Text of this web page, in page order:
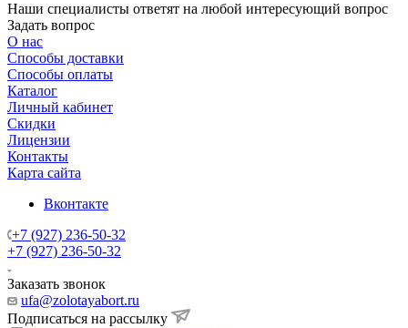
Наши специалисты ответят на любой интересующий вопрос
Задать вопрос
О нас
Способы доставки
Способы оплаты
Каталог
Личный кабинет
Скидки
Лицензии
Контакты
Карта сайта
Вконтакте
+7 (927) 236-50-32
+7 (927) 236-50-32
Заказать звонок
ufa@zolotayabort.ru
Подписаться на рассылку